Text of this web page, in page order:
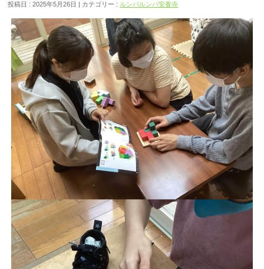
投稿日 : 2025年5月26日 | カテゴリー : ルンバルンバ安養寺